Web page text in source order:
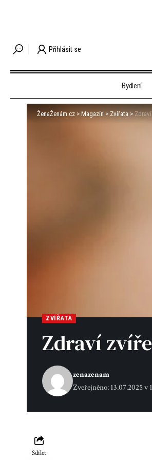
Přihlásit se
Bydlení
ŽenaŽenám.cz > Magazín >Zvířata>
ZVÍŘATA
Zdraví
Zveřejněno: 13.07.2025 v
zenazenam
Sdílet